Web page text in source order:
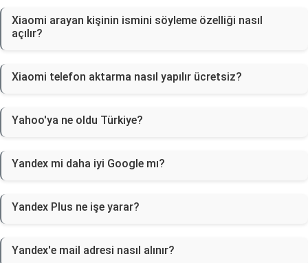
Xiaomi arayan kişinin ismini söyleme özelliği nasıl
açılır?
Xiaomi telefon aktarma nasıl yapılır ücretsiz?
Yahoo'ya ne oldu Türkiye?
Yandex mi daha iyi Google mı?
Yandex Plus ne işe yarar?
Yandex'e mail adresi nasıl alınır?